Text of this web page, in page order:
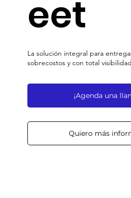
eet
La solución integral para
sobrecostos y con total
¡Agenda una
Quiero más